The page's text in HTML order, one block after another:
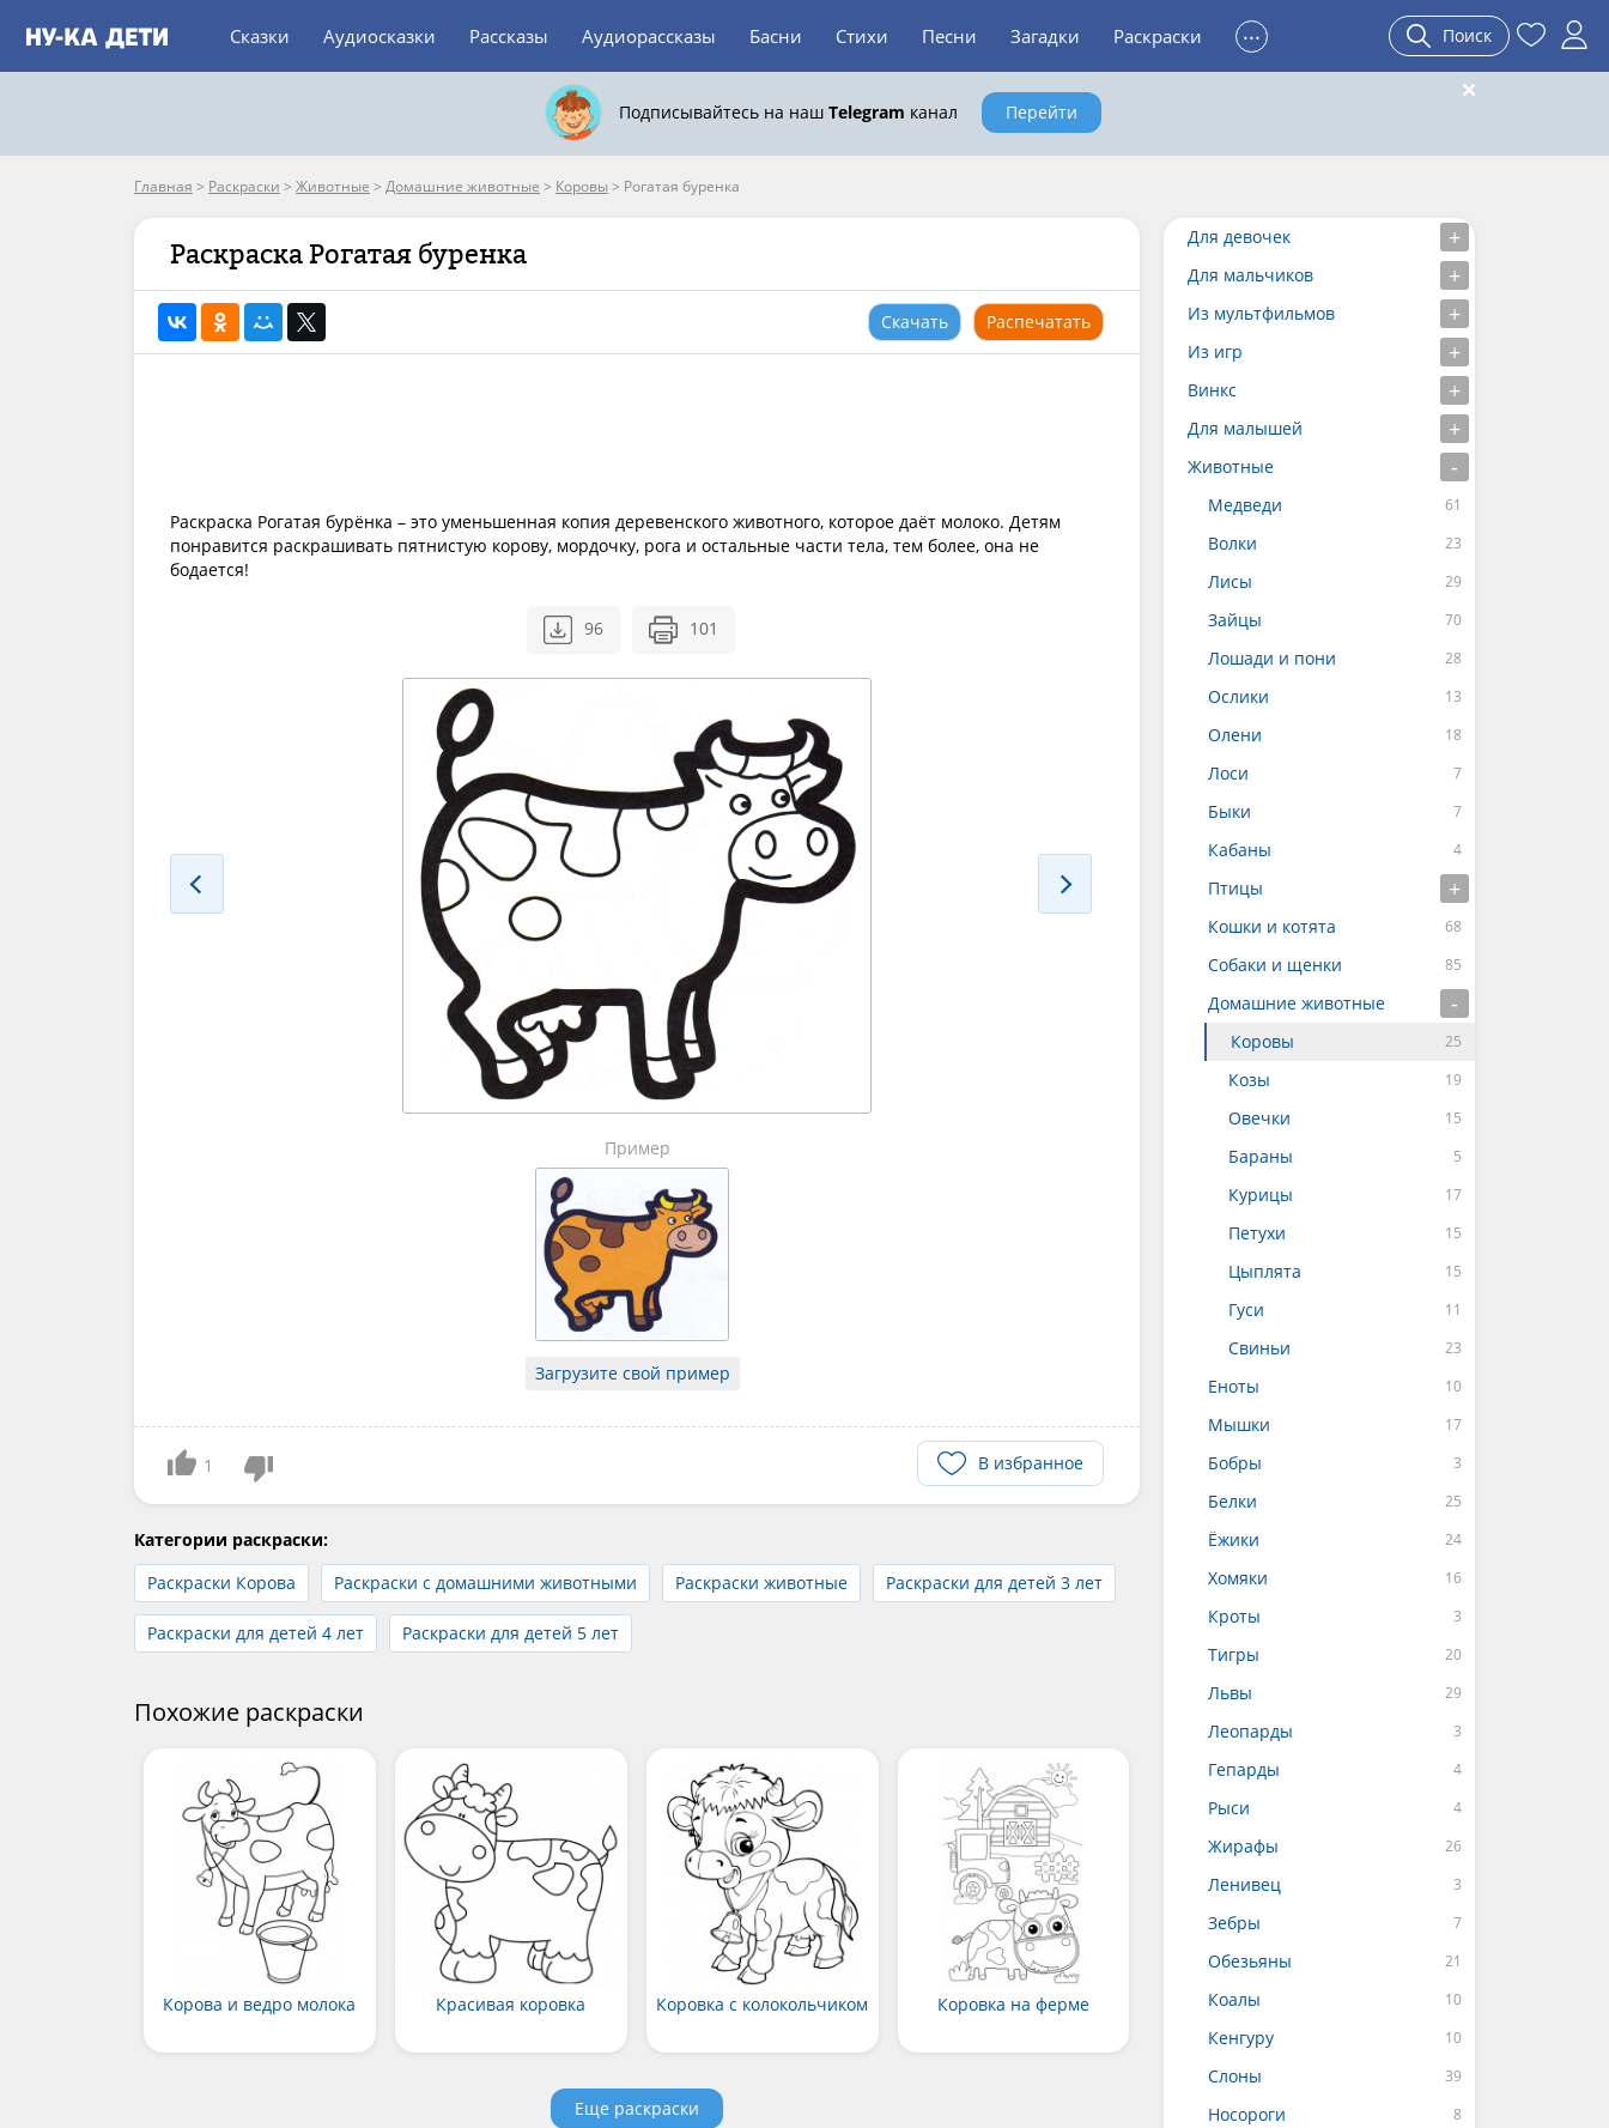
Сказки Аудиосказки Рассказы Аудиорассказы Басни Стихи Песни Загадки Раскраски ... Поиск
Подписывайтесь на наш Telegram канал Перейти
Главная > Раскраски > Животные > Домашние животные > Коровы > Рогатая буренка
Раскраска Рогатая буренка
Скачать Распечатать
Раскраска Рогатая бурёнка – это уменьшенная копия деревенского животного, которое даёт молоко. Детям
понравится раскрашивать пятнистую корову, мордочку, рога и остальные части тела, тем более, она не
бодается!
96 101
Пример
Загрузите свой пример
1 В избранное
Категории раскраски:
Раскраски Корова
Раскраски с домашними животными Раскраски животные Раскраски для детей 3 лет
Раскраски для детей 4 лет Раскраски для детей 5 лет
Похожие раскраски
Корова и ведро молока Красивая коровка Коровка с колокольчиком Коровка на ферме
Еще раскраски
Для девочек
Для мальчиков
Из мультфильмов
Из игр
Винкс
Для малышей
Животные
Медведи
Волки
Лисы
Зайцы
Лошади и пони
Ослики
Олени
Лоси
Быки
Кабаны
Птицы
Кошки и котята
Собаки и щенки
Домашние животные
Коровы
Козы
Овечки
Бараны
Курицы
Петухи
Цыплята
Гуси
Свиньи
Еноты
Мышки
Бобры
Белки
Ёжики
Хомяки
Кроты
Тигры
Львы
Леопарды
Гепарды
Рыси
Жирафы
Ленивец
Зебры
Обезьяны
Коалы
Кенгуру
Слоны
Носороги